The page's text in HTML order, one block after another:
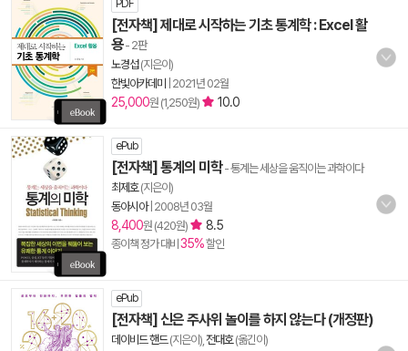
PDF
[전자책] 제대로 시작하는 기초 통계학 : Excel 활
용- 2판
노경섭(지은이)
한빛아카데미
2021년 02월
25,000원 (1,250원) 10.0
ePub
[전자책] 통계의 미학- 통계는 세상을 움직이는 과학이다
최제호(지은이)
동아시아| 2008년 03월
8,400원 (420원) 8.5
종이책 정가 대비 35%할인
ePub
[전자책] 신은 주사위 놀이를 하지 않는다 (개정판)
데이비드 핸드(지은이), 전대호(옮긴이)